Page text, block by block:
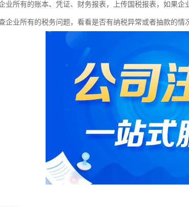
业所有的账本、凭证、财务报表，上传国税报表，如果
企业所有的税务问题，看看是否有纳税异常或者抽款的情